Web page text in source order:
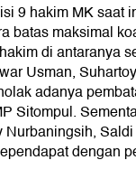
9 hakim MK saat
batas maksimal
di antaranya
Usman,
adanya
Sitompul.
Nurbaningsih,
dengan